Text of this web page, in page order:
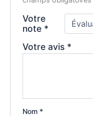
Votre
note *
Votre avis *
Nom *